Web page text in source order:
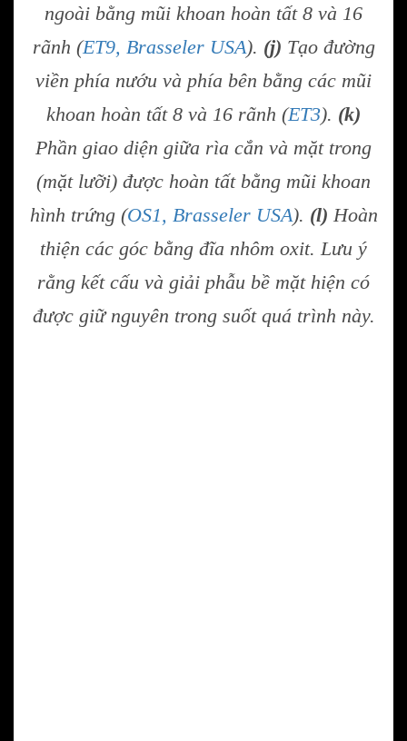
ngoài bằng mũi khoan hoàn tất 8 và 16
rãnh (ET9, Brasseler USA). (j) Tạo đường
viền phía nướu và phía bên bằng các mũi
khoan hoàn tất 8 và 16 rãnh (ET3). (k)
Phần giao diện giữa rìa cắn và mặt trong
(mặt lưỡi) được hoàn tất bằng mũi khoan
hình trứng (OS1, Brasseler USA). (l) Hoàn
thiện các góc bằng đĩa nhôm oxit. Lưu ý
rằng kết cấu và giải phẫu bề mặt hiện có
được giữ nguyên trong suốt quá trình này.